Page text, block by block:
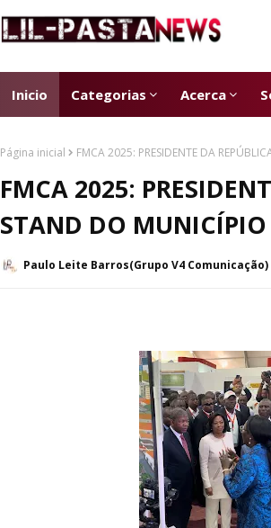
Inicio Categorias Acerca
Página inicial FMCA 2025: PRESIDENTE DA
FMCA 2025:
STAND DO
Paulo Leite Barros(Grupo V4 Comunicação)